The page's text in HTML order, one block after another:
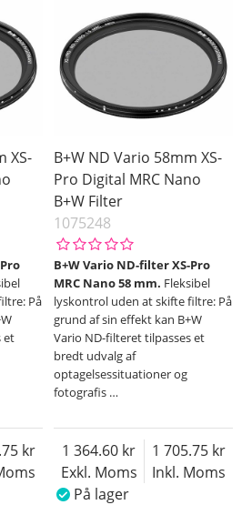
XS-
På
et
B+W ND Vario 58mm XS-
Pro Digital MRC Nano
B+W Filter
1075248
B+W Vario ND-filter XS-Pro
MRC Nano 58 mm. Fleksibel
lyskontrol uden at skifte filtre: På
grund af sin effekt kan B+W
Vario ND-filteret tilpasses et
bredt udvalg af
optagelsessituationer og
fotografis …
Exkl. Moms
1 364.60
Inkl. Moms
1 705.75
På lager